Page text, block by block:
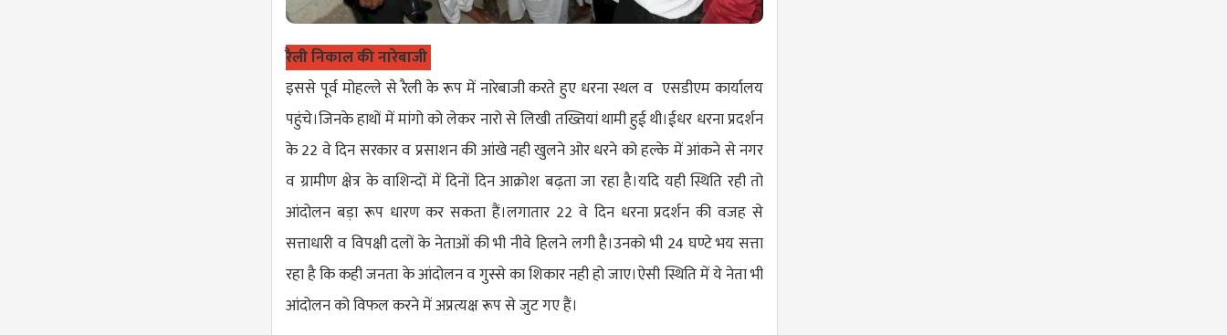
रैली निकाल की नारेबाजी
इससे पूर्व मोहल्ले से रैली के रूप में नारेबाजी करते हुए धरना स्थल व एसडीएम कार्यालय
पहुंचे।जिनके हाथों में मांगो को लेकर नारो से लिखी तख्तियां थामी हुई थी।ईधर धरना प्रदर्शन
के 22 वे दिन सरकार व प्रसाशन की आंखे नही खुलने ओर धरने को हल्के में आंकने से नगर
व ग्रामीण क्षेत्र के वाशिन्दों में दिनों दिन आक्रोश बढ़ता जा रहा है।यदि यही स्थिति रही तो
आंदोलन बड़ा रूप धारण कर सकता हैं।लगातार 22 वे दिन धरना प्रदर्शन की वजह से
सत्ताधारी व विपक्षी दलों के नेताओं की भी नीवे हिलने लगी है।उनको भी 24 घण्टे भय सत्ता
रहा है कि कही जनता के आंदोलन व गुस्से का शिकार नही हो जाए।ऐसी स्थिति में ये नेता भी
आंदोलन को विफल करने में अप्रत्यक्ष रूप से जुट गए हैं।